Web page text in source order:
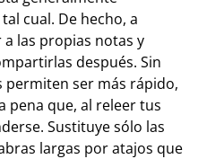
cual. De hecho, a
las propias notas y
después. Sin
permiten ser más rápido,
pena que, al releer tus
Sustituye sólo las
largas por atajos que